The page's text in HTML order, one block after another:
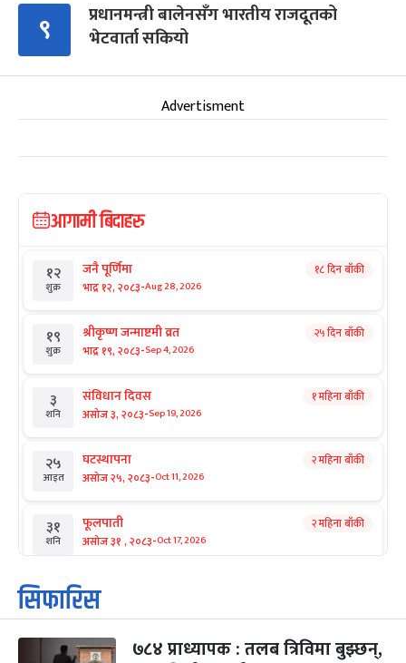
९
प्रधानमन्त्री बालेनसँग भारतीय राजदूतको
भेटवार्ता सकियो
Advertisment
आगामी बिदाहरु
१२
शुक्र
जनै पूर्णिमा
भाद्र १२, २०८३-Aug 28, 2026
१८ दिन बाँकी
१९
शुक्र
श्रीकृष्ण जन्माष्टमी व्रत
भाद्र १९, २०८३-Sep 4, 2026
२५ दिन बाँकी
३
शनि
संविधान दिवस
असोज ३, २०८३-Sep 19, 2026
१ महिना बाँकी
२५
आइत
घटस्थापना
असोज २५, २०८३-Oct 11, 2026
२ महिना बाँकी
३१
शनि
फूलपाती
असोज ३१ , २०८३-Oct 17, 2026
२ महिना बाँकी
१
आइत
कार्तिक सङ्क्रान्ति
कार्तिक १, २०८३
३ महानवमी २ महिना बाँकी
सिफारिस
७८४ प्राध्यापक : तलब त्रिविमा बुझ्छन्,